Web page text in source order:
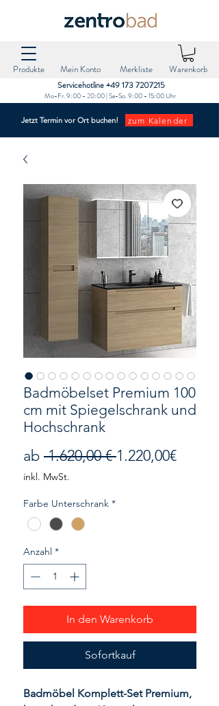
Mein Konto Merkliste Warenkorb
Produkte
Servicehotline +49 173 7207215‬
Mo-Fr. 9:00 - 20:00 | Sa-So. 9:00 - 15:00 Uhr
Jetzt Termin vor Ort buchen! zum Kalender
Badmöbelset Premium 100
cm mit Spiegelschrank und
Hochschrank
ab 1.620,00 € Standardpreis
1.220,00€Sale-
inkl. MwSt.
Farbe Unterschrank *
Anzahl *
In den Warenkorb
Sofortkauf
Badmöbel Komplett-Set Premium,